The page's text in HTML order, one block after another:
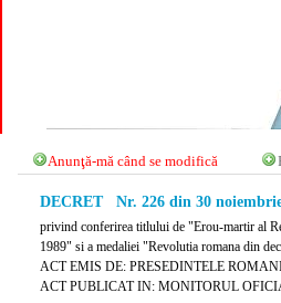
Anunţă-mă când se modifică
DECRET Nr. 226 din 30
privind conferirea titlului de "Erou-martir al
1989" si a medaliei "Revolutia romana din
ACT EMIS DE: PRESEDINTELE
ACT PUBLICAT IN: MONITORUL